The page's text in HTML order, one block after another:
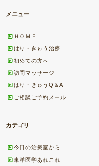
メニュー
ＨＯＭＥ
はり・きゅう治療
初めての方へ
訪問マッサージ
はり・きゅうQ＆A
ご相談ご予約メール
カテゴリ
今日の治療室から
東洋医学あれこれ